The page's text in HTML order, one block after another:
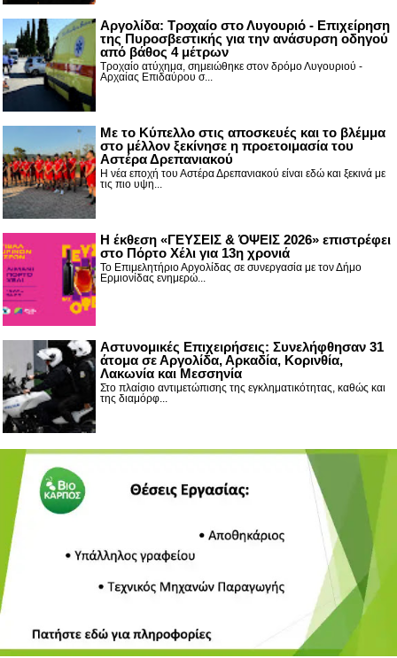
Αργολίδα: Τροχαίο στο Λυγουριό - Επιχείρηση
της Πυροσβεστικής για την ανάσυρση οδηγού
από βάθος 4 μέτρων
Τροχαίο ατύχημα, σημειώθηκε στον δρόμο Λυγουριού -
Αρχαίας Επιδαύρου σ...
Με το Κύπελλο στις αποσκευές και το βλέμμα
στο μέλλον ξεκίνησε η προετοιμασία του
Αστέρα Δρεπανιακού
Η νέα εποχή του Αστέρα Δρεπανιακού είναι εδώ και ξεκινά με
τις πιο υψη...
Η έκθεση «ΓΕΥΣΕΙΣ & ΌΨΕΙΣ 2026» επιστρέφει
στο Πόρτο Χέλι για 13η χρονιά
Το Επιμελητήριο Αργολίδας σε συνεργασία με τον Δήμο
Ερμιονίδας ενημερώ...
Αστυνομικές Επιχειρήσεις: Συνελήφθησαν 31
άτομα σε Αργολίδα, Αρκαδία, Κορινθία,
Λακωνία και Μεσσηνία
Στο πλαίσιο αντιμετώπισης της εγκληματικότητας, καθώς και
της διαμόρφ...